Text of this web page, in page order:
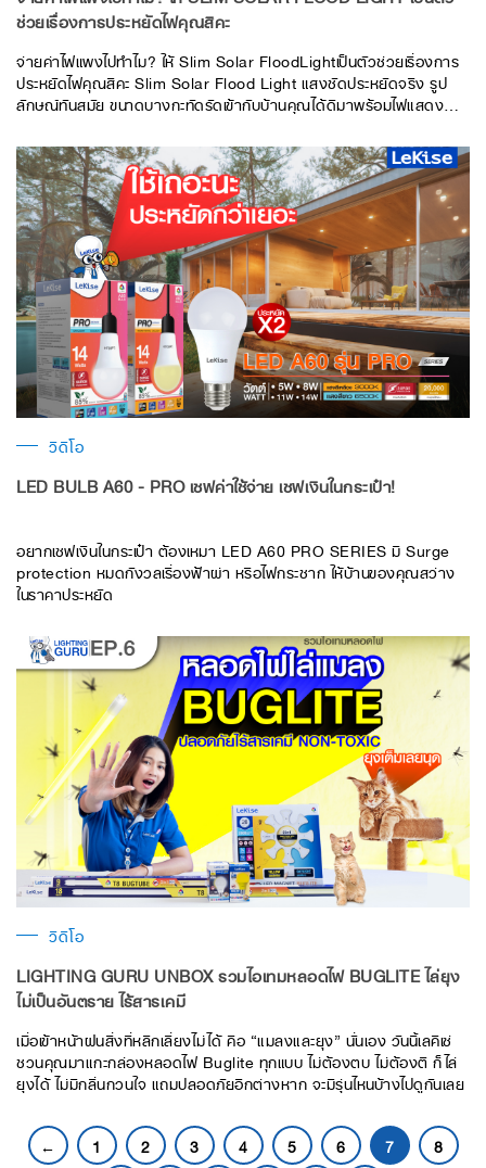
ช่วยเรื่องการประหยัดไฟคุณสิคะ
จ่ายค่าไฟแพงไปทำไม? ให้ Slim Solar FloodLightเป็นตัวช่วยเรื่องการ
ประหยัดไฟคุณสิคะ Slim Solar Flood Light แสงชัดประหยัดจริง รูป
ลักษณ์ทันสมัย ขนาดบางกะทัดรัดเข้ากับบ้านคุณได้ดีมาพร้อมไฟแสดง
ชาร์จเสถียรและรวดเร็ว
วิดีโอ
LED BULB A60 - PRO เซฟค่าใช้จ่าย เซฟเงินในกระเป๋า!
อยากเซฟเงินในกระเป๋า ต้องเหมา LED A60 PRO SERIES มี Surge
protection หมดกังวลเรื่องฟ้าผ่า หรือไฟกระชาก ให้บ้านของคุณสว่าง
ในราคาประหยัด
วิดีโอ
LIGHTING GURU UNBOX รวมไอเทมหลอดไฟ BUGLITE ไล่ยุง
ไม่เป็นอันตราย ไร้สารเคมี
เมื่อเข้าหน้าฝนสิ่งที่หลีกเลี่ยงไม่ได้ คือ “แมลงและยุง” นั่นเอง วันนี้เลคิเซ่
ชวนคุณมาแกะกล่องหลอดไฟ Buglite ทุกแบบ ไม่ต้องตบ ไม่ต้องตี ก็ไล่
ยุงได้ ไม่มีกลิ่นกวนใจ แถมปลอดภัยอีกต่างหาก จะมีรุ่นไหนบ้างไปดูกันเลย
← 1 2 3 4 5 6 7
8